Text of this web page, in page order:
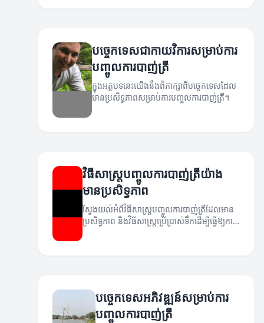
បច្ចេកទេសជាកាយវិការសម្រាប់ការ
បញ្ចូលការបាញ់ត្រី
ក្នុងអត្ថបទនេះយើងនឹងពិភាក្សាពីបច្ចេកទេសដែល
មានប្រសិទ្ធភាពសម្រាប់ការបញ្ចូលការបាញ់ត្រី។
វិធីសាស្ត្របញ្ចូលការបាញ់ត្រីយ៉ាង
មានប្រសិទ្ធភាព
ស្វែងយល់អំពីវិធីសាស្ត្របញ្ចូលការបាញ់ត្រីដែលមាន
ប្រសិទ្ធភាព និងវិធីសាស្ត្រប្រើប្រាស់ទឹកដើម្បីធ្វើឱ្យការ
បាញ់ត្រីកាន់តែមានប្រសិទ្ធភាព។
បច្ចេកទេសអភិវឌ្ឍន៍សម្រាប់ការ
បញ្ចូលការបាញ់ត្រី